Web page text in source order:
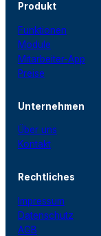
Produkt
Funktionen
Module
Mitarbeiter-App
Preise
Unternehmen
Über uns
Kontakt
Rechtliches
Impressum
Datenschutz
AGB